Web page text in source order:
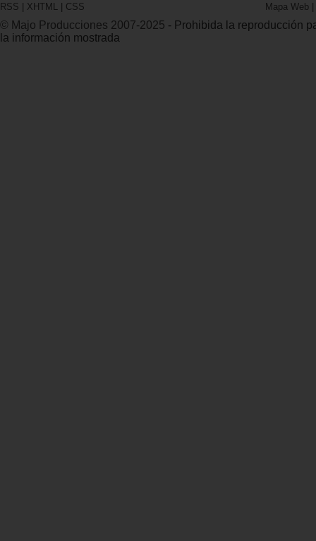
RSS XHTML CSS Mapa Web
© Majo Producciones 2007-2025 - Prohibida la reproducción
la información mostrada